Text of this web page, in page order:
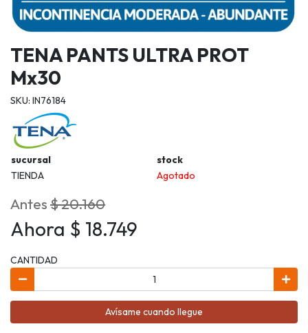
TENA PANTS ULTRA PROT
Mx30
SKU: IN76184
sucursal
stock
TIENDA
Agotado
Antes$ 20.160
Ahora $ 18.749
CANTIDAD
Avísame cuando llegue